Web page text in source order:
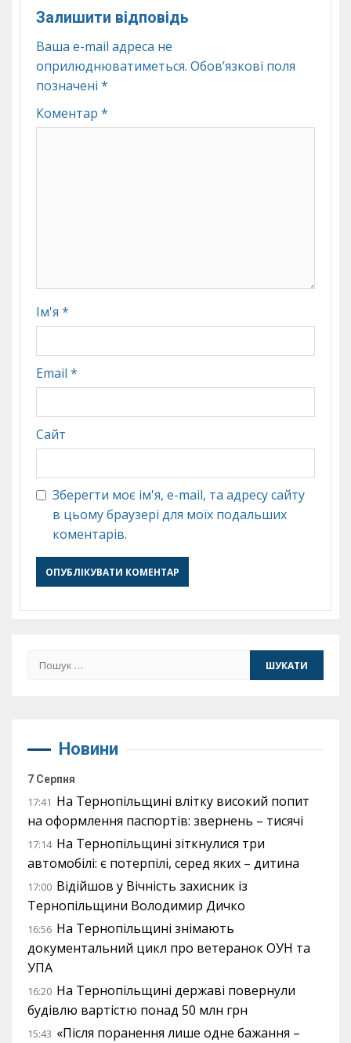
Залишити відповідь
Ваша e-mail адреса не
оприлюднюватиметься. Обов’язкові поля
позначені *
Коментар *
Ім'я *
Email *
Сайт
Зберегти моє ім'я, e-mail, та адресу сайту
в цьому браузері для моїх подальших
коментарів.
Пошук:
Новини
7 Серпня
17:41 На Тернопільщині влітку високий попит
на оформлення паспортів: звернень – тисячі
17:14 На Тернопільщині зіткнулися три
автомобілі: є потерпілі, серед яких – дитина
17:00 Відійшов у Вічність захисник із
Тернопільщини Володимир Дичко
16:56 На Тернопільщині знімають
документальний цикл про ветеранок ОУН та
УПА
16:20 На Тернопільщині державі повернули
будівлю вартістю понад 50 млн грн
15:43 «Після поранення лише одне бажання –